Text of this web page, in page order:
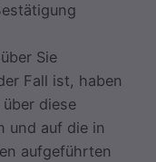
Sie
Fall ist, haben
diese
und auf die in
aufgeführten